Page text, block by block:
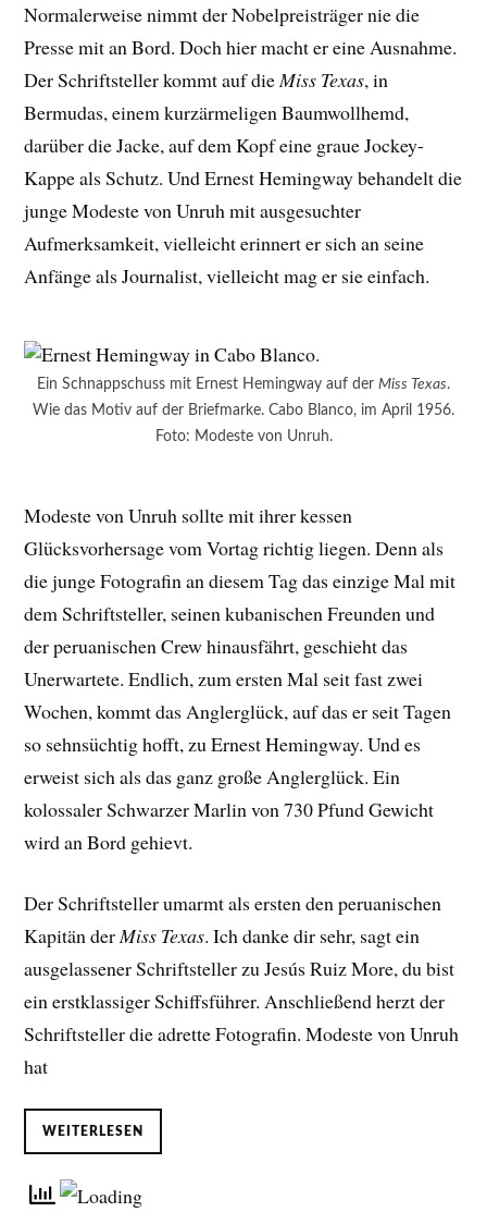
Normalerweise nimmt der Nobelpreisträger nie die
Presse mit an Bord. Doch hier macht er eine Ausnahme.
Der Schriftsteller kommt auf dieMiss Texas, in
Bermudas, einem kurzärmeligen Baumwollhemd,
darüber die Jacke, auf dem Kopf eine graue Jockey-
Kappe als Schutz. Und Ernest Hemingway behandelt die
junge Modeste von Unruh mit ausgesuchter
Aufmerksamkeit, vielleicht erinnert er sich an seine
Anfänge als Journalist, vielleicht mag er sie einfach.
Ein Schnappschuss mit Ernest Hemingway auf der Miss Texas.
Wie das Motiv auf der Briefmarke. Cabo Blanco, im April 1956.
Foto: Modeste von Unruh.
Modeste von Unruh sollte mit ihrer kessen
Glücksvorhersage vom Vortag richtig liegen. Denn als
die junge Fotografin an diesem Tag das einzige Mal mit
dem Schriftsteller, seinen kubanischen Freunden und
der peruanischen Crew hinausfährt, geschieht das
Unerwartete. Endlich, zum ersten Mal seit fast zwei
Wochen, kommt das Anglerglück, auf das er seit Tagen
so sehnsüchtig hofft, zu Ernest Hemingway. Und es
erweist sich als das ganz große Anglerglück. Ein
kolossaler Schwarzer Marlin von 730 Pfund Gewicht
wird an Bord gehievt.
Der Schriftsteller umarmt als ersten den peruanischen
Kapitän derMiss Texas. Ich danke dir sehr, sagt ein
ausgelassener Schriftsteller zu Jesús Ruiz More, du bist
ein erstklassiger Schiffsführer. Anschließend herzt der
Schriftsteller die adrette Fotografin. Modeste von Unruh
hat
WEITERLESEN